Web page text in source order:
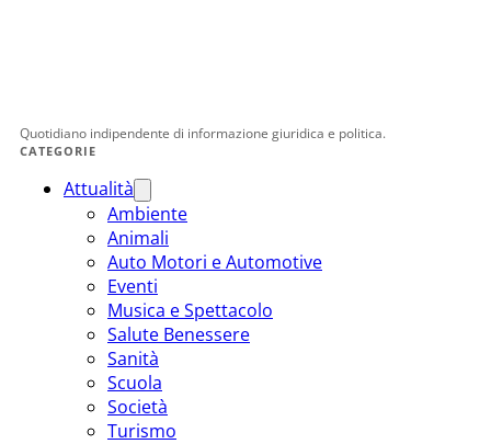
Quotidiano indipendente di informazione giuridica e politica.
CATEGORIE
Attualità
Ambiente
Animali
Auto Motori e Automotive
Eventi
Musica e Spettacolo
Salute Benessere
Sanità
Scuola
Società
Turismo